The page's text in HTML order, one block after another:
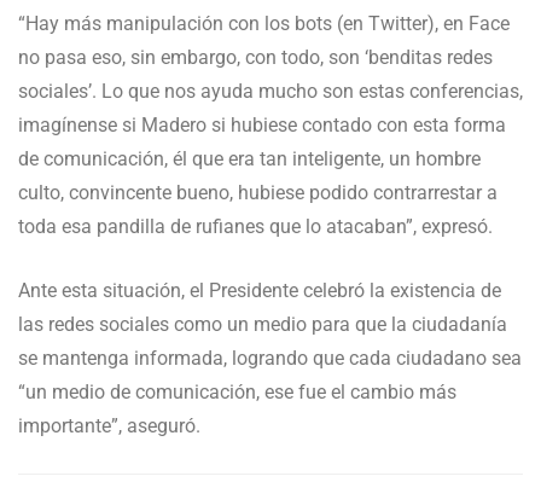
“Hay más manipulación con los bots (en Twitter), en Face
no pasa eso, sin embargo, con todo, son ‘benditas redes
sociales’. Lo que nos ayuda mucho son estas conferencias,
imagínense si Madero si hubiese contado con esta forma
de comunicación, él que era tan inteligente, un hombre
culto, convincente bueno, hubiese podido contrarrestar a
toda esa pandilla de rufianes que lo atacaban”, expresó.
Ante esta situación, el Presidente celebró la existencia de
las redes sociales como un medio para que la ciudadanía
se mantenga informada, logrando que cada ciudadano sea
“un medio de comunicación, ese fue el cambio más
importante”, aseguró.